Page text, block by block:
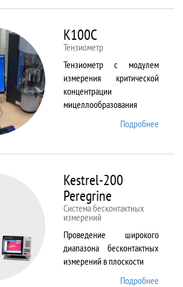
K100C
Тензиометр
Тензиометр с модулем
измерения критической
концентрации
мицеллообразования
Подробнее
Kestrel-200
Peregrine
Система бесконтактных
измерений
Проведение широкого
диапазона бесконтактных
измерений в плоскости
Подробнее